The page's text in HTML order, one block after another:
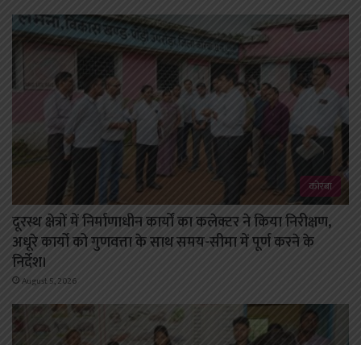
कोरबा
दूरस्थ क्षेत्रों में निर्माणाधीन कार्यों का कलेक्टर ने किया निरीक्षण,
अधूरे कार्यो को गुणवत्ता के साथ समय-सीमा में पूर्ण करने के
निर्देश।
August 5, 2026